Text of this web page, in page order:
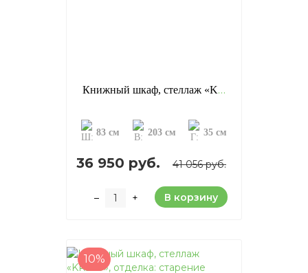
Книжный шкаф, стеллаж «KCC10», отделка: старение (сосна)
83 см 203 см 35 см
36 950 руб. 41 056 руб.
– + В корзину
10%